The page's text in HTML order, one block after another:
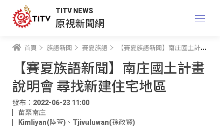
TITV NEWS
原視新聞網
首頁 族語新聞 賽夏族語 【賽夏族語新聞】南庄國土計畫說明會 尋找新建住宅地區
【賽夏族語新聞】南庄國土計畫
說明會 尋找新建住宅地區
發布：2022-06-23 11:00
苗栗南庄
Kimliyan(陸萱) 、 Tjivuluwan(孫政賢)